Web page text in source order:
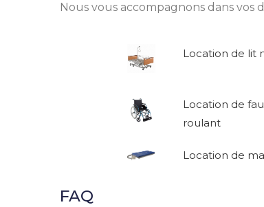
Nous vous accompagnons dans
Location de lit
Location de
roulant
Location de
FAQ